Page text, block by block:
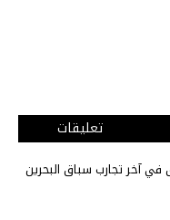
تعليقات
في آخر تجارب سباق البحرين